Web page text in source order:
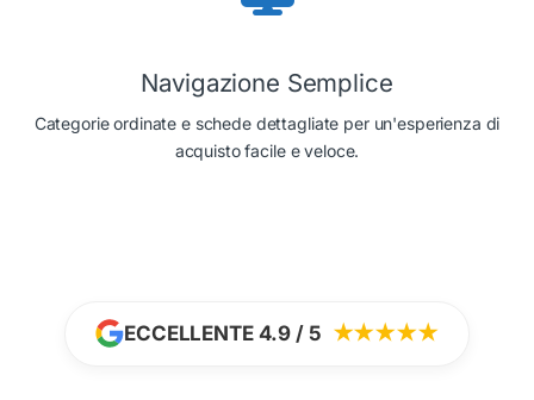
Navigazione Semplice
Categorie ordinate e schede dettagliate per un'esperienza di
acquisto facile e veloce.
ECCELLENTE 4.9 / 5 ★★★★★